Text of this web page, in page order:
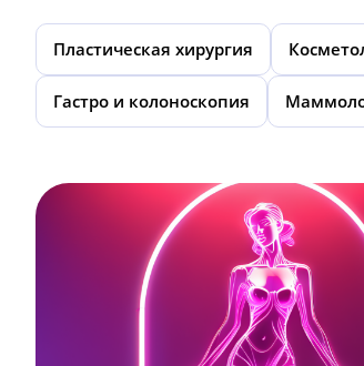
Пластическая хирургия
Гастро и колоноскопия